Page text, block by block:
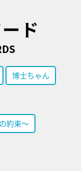
ド
博士ちゃん
約束～